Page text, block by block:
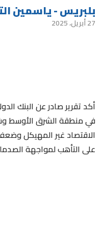
بلبريس - ياسمين
27 أبريل، 2025
أكد تقرير صادر عن البنك
في منطقة الشرق الأوسط
الاقتصاد غير المهيكل
على التأهب لمواجهة